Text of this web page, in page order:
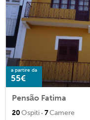
a partire da
55€
Pensão Fatima
20Ospiti · 7Camere